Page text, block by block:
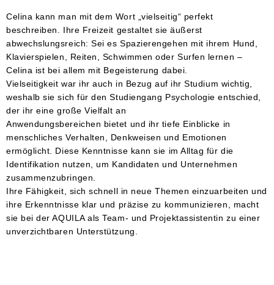
Celina kann man mit dem Wort „vielseitig“ perfekt
beschreiben. Ihre Freizeit gestaltet sie äußerst
abwechslungsreich: Sei es Spazierengehen mit ihrem Hund,
Klavierspielen, Reiten, Schwimmen oder Surfen lernen –
Celina ist bei allem mit Begeisterung dabei.
Vielseitigkeit war ihr auch in Bezug auf ihr Studium wichtig,
weshalb sie sich für den Studiengang Psychologie entschied,
der ihr eine große Vielfalt an
Anwendungsbereichen bietet und ihr tiefe Einblicke in
menschliches Verhalten, Denkweisen und Emotionen
ermöglicht. Diese Kenntnisse kann sie im Alltag für die
Identifikation nutzen, um Kandidaten und Unternehmen
zusammenzubringen.
Ihre Fähigkeit, sich schnell in neue Themen einzuarbeiten und
ihre Erkenntnisse klar und präzise zu kommunizieren, macht
sie bei der AQUILA als Team- und Projektassistentin zu einer
unverzichtbaren Unterstützung.